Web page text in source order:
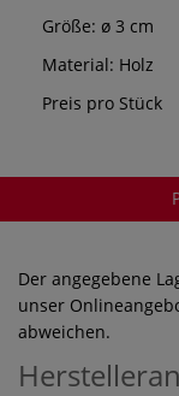
Größe: ø 3 cm
Material: Holz
Preis pro Stück
Der angegebene
unser
abweichen.